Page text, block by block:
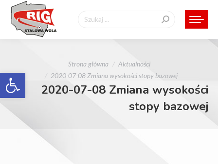
Otwórz pasek narzędzi
Szukaj:
Strona główna
Aktualności
2020-07-08 Zmiana wysokości stopy bazowej
2020-07-08 Zmiana wysokości
stopy bazowej